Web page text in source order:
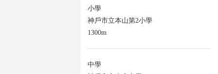
小學
神戶市立本山第2小學
1300m
中學